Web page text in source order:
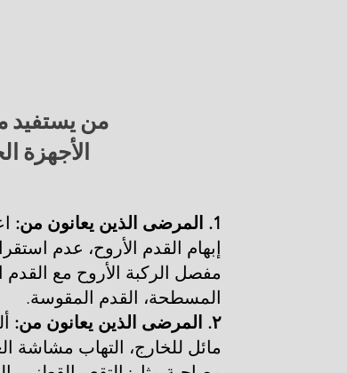
من يستفيد
الأجهزة
1. المرضى الذين يعانون من:
إبهام القدم الأروح، عدم
مفصل الركبة الأروح مع
المسطحة، القدم المقوسة.
٢. المرضى الذين يعانون من:
مائل للخارج، التهاب مشاشة